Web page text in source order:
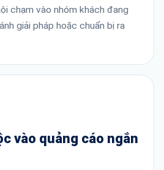
chạm vào nhóm khách đang
giải pháp hoặc chuẩn bị ra
vào quảng cáo ngắn